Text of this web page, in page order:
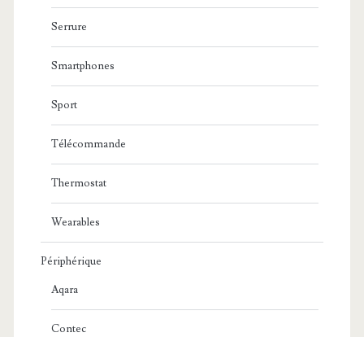
Serrure
Smartphones
Sport
Télécommande
Thermostat
Wearables
Périphérique
Aqara
Contec